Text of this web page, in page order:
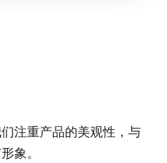
注重产品的美观性，与
象。